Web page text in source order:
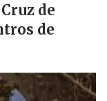
de
de